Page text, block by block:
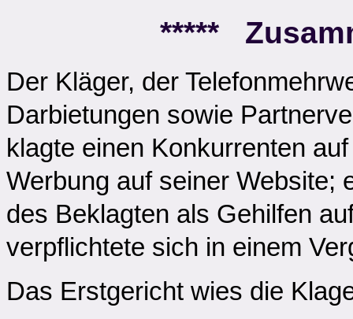
*****
Der Kläger, der
Darbietungen sowie
klagte einen Konkurrenten
Werbung auf seiner Website;
des Beklagten als Gehilfen
verpflichtete sich in einem
Das Erstgericht wies die